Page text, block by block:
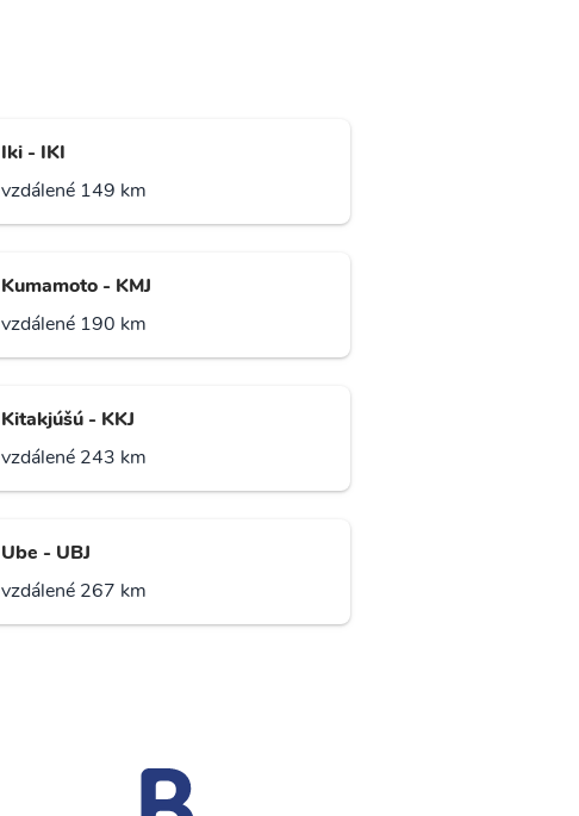
Iki - IKI
vzdálené 149 km
Kumamoto - KMJ
vzdálené 190 km
Kitakjúšú - KKJ
vzdálené 243 km
Ube - UBJ
vzdálené 267 km